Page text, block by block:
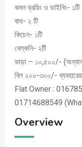
কমন ড্রয়িং ও ডাইনিং- ১টি
বাথ- ২ টি
কিচেন- ১টি
বেল্কনি- ২টি
ভাড়া – ১০,৫০০/- (অন্যান্য:
বিল ২০০-৩০০/- ব্যবহারের
Flat Owner :
01714688549
Overview